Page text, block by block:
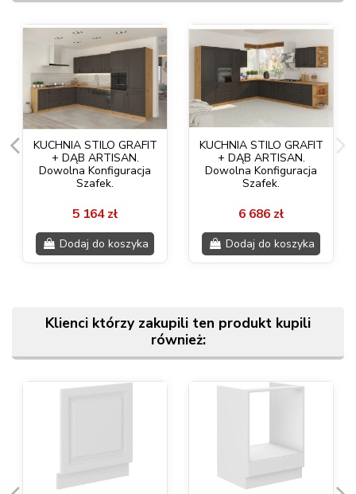
KUCHNIA STILO GRAFIT
+ DĄB ARTISAN.
Dowolna Konfiguracja
Szafek.
5 164 zł
Dodaj do koszyka
KUCHNIA STILO GRAFIT
+ DĄB ARTISAN.
Dowolna Konfiguracja
Szafek.
6 686 zł
Dodaj do koszyka
Klienci którzy zakupili ten produkt kupili
również: